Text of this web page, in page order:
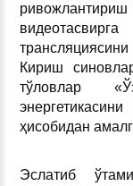
ривожлантириш
Кириш
тўловлар
ҳисобидан
Эслатиб